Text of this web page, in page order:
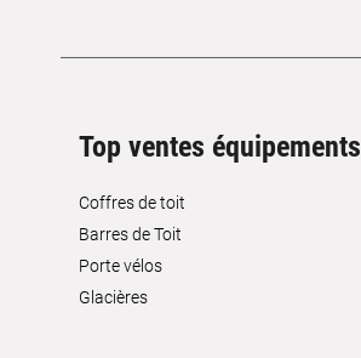
Top ventes équipements
Coffres de toit
Barres de Toit
Porte vélos
Glacières